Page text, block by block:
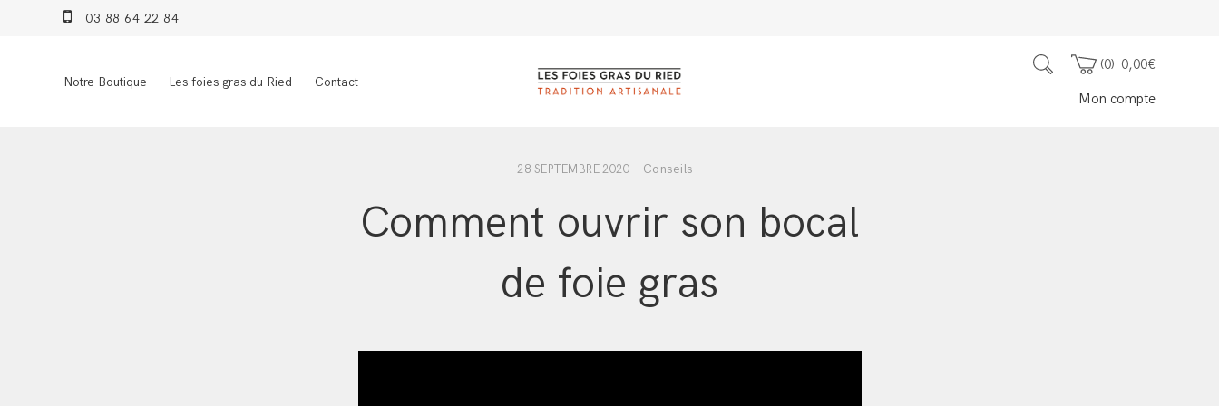
03 88 64 22 84
Notre Boutique Les foies gras du Ried Contact
Mon compte
0 0,00€
28 SEPTEMBRE 2020 Conseils
Comment ouvrir son bocal
de foie gras